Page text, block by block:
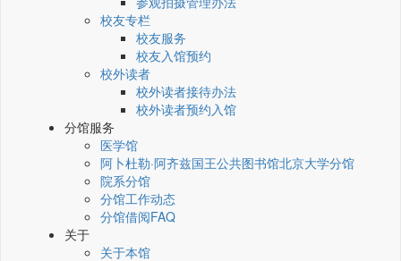
校友专栏
校友服务
校友入馆预约
校外读者
校外读者接待办法
校外读者预约入馆
分馆服务
医学馆
阿卜杜勒·阿齐兹国王公共图书馆北京大学分馆
院系分馆
分馆工作动态
分馆借阅FAQ
关于
关于本馆